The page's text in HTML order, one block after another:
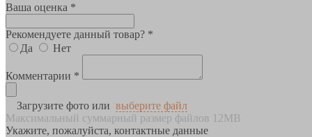
Ваша оценка *
Рекомендуете данный товар? *
Да
Нет
Комментарии *
Загрузите фото или выберите файл
Максимальный суммарный размер файлов 12MB
Укажите, пожалуйста, контактные данные